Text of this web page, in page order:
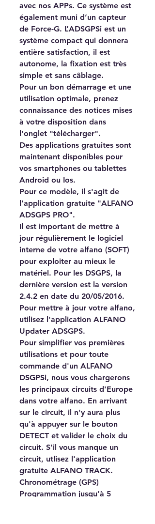
avec nos APPs. Ce système est
également muni d’un capteur
de Force-G. L’ADSGPSi est un
système compact qui donnera
entière satisfaction, il est
autonome, la fixation est très
simple et sans câblage.
Pour un bon démarrage et une
utilisation optimale, prenez
connaissance des notices mises
à votre disposition dans
l'onglet "télécharger".
Des applications gratuites sont
maintenant disponibles pour
vos smartphones ou tablettes
Android ou Ios.
Pour ce modèle, il s'agit de
l'application gratuite "ALFANO
ADSGPS PRO".
Il est important de mettre à
jour régulièrement le logiciel
interne de votre alfano (SOFT)
pour exploiter au mieux le
matériel. Pour les DSGPS, la
dernière version est la version
2.4.2 en date du 20/05/2016.
Pour mettre à jour votre alfano,
utilisez l'application ALFANO
Updater ADSGPS.
Pour simplifier vos premières
utilisations et pour toute
commande d'un ALFANO
DSGPSi, nous vous chargerons
les principaux circuits d'Europe
dans votre alfano. En arrivant
sur le circuit, il n'y aura plus
qu'à appuyer sur le bouton
DETECT et valider le choix du
circuit. S'il vous manque un
circuit, utlisez l'application
gratuite ALFANO TRACK.
Chronométrage (GPS)
Programmation jusqu’à 5